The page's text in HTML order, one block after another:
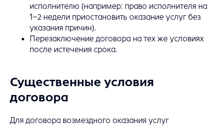
исполнителю (например: право исполнителя на
1–2 недели приостановить оказание услуг без
указания причин).
Перезаключение договора на тех же условиях
после истечения срока.
Существенные условия
договора
Для договора возмездного оказания услуг